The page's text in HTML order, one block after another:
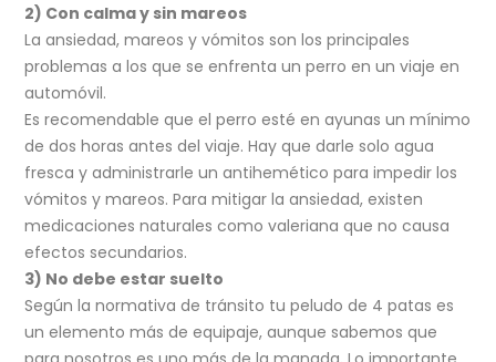
2) Con calma y sin mareos
La ansiedad, mareos y vómitos son los principales
problemas a los que se enfrenta un perro en un viaje en
automóvil.
Es recomendable que el perro esté en ayunas un mínimo
de dos horas antes del viaje. Hay que darle solo agua
fresca y administrarle un antihemético para impedir los
vómitos y mareos. Para mitigar la ansiedad, existen
medicaciones naturales como valeriana que no causa
efectos secundarios.
3) No debe estar suelto
Según la normativa de tránsito tu peludo de 4 patas es
un elemento más de equipaje, aunque sabemos que